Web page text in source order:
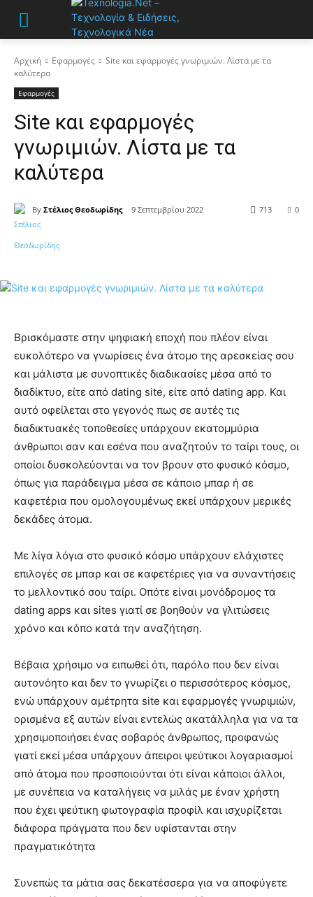
Αρχική Εφαρμογές
Site και εφαρμογές γνωριμιών. Λίστα με τα
καλύτερα
Εφαρμογές
Site και εφαρμογές
γνωριμιών. Λίστα με τα
καλύτερα
By Στέλιος Θεοδωρίδης 9 Σεπτεμβρίου 2022 0
713
Βρισκόμαστε στην ψηφιακή εποχή που πλέον είναι
ευκολότερο να γνωρίσεις ένα άτομο της αρεσκείας σου
και μάλιστα με συνοπτικές διαδικασίες μέσα από το
διαδίκτυο, είτε από dating site, είτε από dating app. Και
αυτό οφείλεται στο γεγονός πως σε αυτές τις
διαδικτυακές τοποθεσίες υπάρχουν εκατομμύρια
άνθρωποι σαν και εσένα που αναζητούν το ταίρι τους, οι
οποίοι δυσκολεύονται να τον βρουν στο φυσικό κόσμο,
όπως για παράδειγμα μέσα σε κάποιο μπαρ ή σε
καφετέρια που ομολογουμένως εκεί υπάρχουν μερικές
δεκάδες άτομα.
Με λίγα λόγια στο φυσικό κόσμο υπάρχουν ελάχιστες
επιλογές σε μπαρ και σε καφετέριες για να συναντήσεις
το μελλοντικό σου ταίρι. Οπότε είναι μονόδρομος τα
dating apps και sites γιατί σε βοηθούν να γλιτώσεις
χρόνο και κόπο κατά την αναζήτηση.
Βέβαια χρήσιμο να ειπωθεί ότι, παρόλο που δεν είναι
αυτονόητο και δεν το γνωρίζει ο περισσότερος κόσμος,
ενώ υπάρχουν αμέτρητα site και εφαρμογές γνωριμιών,
ορισμένα εξ αυτών είναι εντελώς ακατάλληλα για να τα
χρησιμοποιήσει ένας σοβαρός άνθρωπος, προφανώς
γιατί εκεί μέσα υπάρχουν άπειροι ψεύτικοι λογαριασμοί
από άτομα που προσποιούνται ότι είναι κάποιοι άλλοι,
με συνέπεια να καταλήγεις να μιλάς με έναν χρήστη
που έχει ψεύτικη φωτογραφία προφίλ και ισχυρίζεται
διάφορα πράγματα που δεν υφίστανται στην
πραγματικότητα
Συνεπώς τα μάτια σας δεκατέσσερα για να αποφύγετε